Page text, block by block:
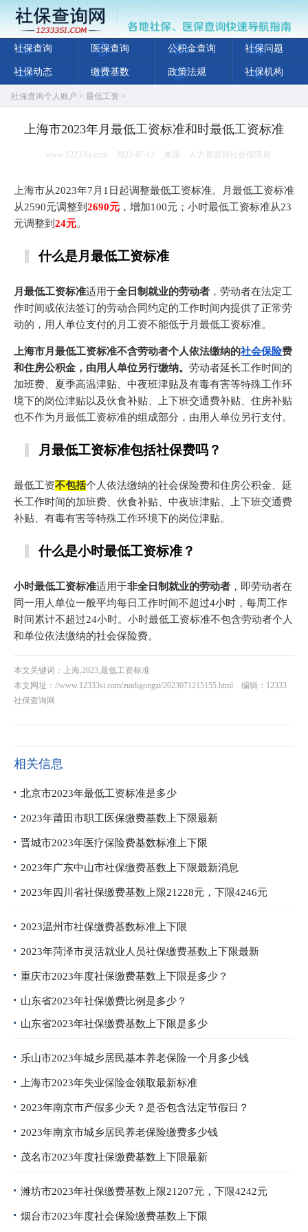
社保查询 医保查询 公积金查询 社保问题
社保动态 缴费基数 政策法规 社保机构
社保查询个人账户 > 最低工资 >
上海市2023年月最低工资标准和时最低工资标准
www.12233si.com 2023-07-12 来源：人力资源和社会保障局
上海市从2023年7月1日起调整最低工资标准。月最低工资标准
从2590元调整到 2690元 ，增加100元；小时最低工资标准从23
元调整到 24元。
什么是月最低工资标准
月最低工资标准适用于全日制就业的劳动者 ，劳动者在法定工
作时间或依法签订的劳动合同约定的工作时间内提供了正常劳
动的，用人单位支付的月工资不能低于月最低工资标准。
上海市月最低工资标准不含劳动者个人依法缴纳的社会保险费
和住房公积金，由用人单位另行缴纳。 劳动者延长工作时间的
加班费、夏季高温津贴、中夜班津贴及有毒有害等特殊工作环
境下的岗位津贴以及伙食补贴、上下班交通费补贴、住房补贴
也不作为月最低工资标准的组成部分，由用人单位另行支付。
月最低工资标准包括社保费吗？
最低工资不包括个人依法缴纳的社会保险费和住房公积金、延
长工作时间的加班费、伙食补贴、中夜班津贴、上下班交通费
补贴、有毒有害等特殊工作环境下的岗位津贴。
什么是小时最低工资标准？
小时最低工资标准适用于非全日制就业的劳动者 ，即劳动者在
同一用人单位一般平均每日工作时间不超过4小时，每周工作
时间累计不超过24小时。小时最低工资标准不包含劳动者个人
和单位依法缴纳的社会保险费。
本文关键词：上海,2023,最低工资标准
本文网址： //www.12333si.com/zuidigongzi/2023071215155.html 编辑：12333
社保查询网
相关信息
北京市2023年最低工资标准是多少
2023年莆田市职工医保缴费基数上下限最新
晋城市2023年医疗保险费基数标准上下限
2023年广东中山市社保缴费基数上下限最新消息
2023年四川省社保缴费基数上限21228元，下限4246元
2023温州市社保缴费基数标准上下限
2023年菏泽市灵活就业人员社保缴费基数上下限最新
重庆市2023年度社保缴费基数上下限是多少？
山东省2023年社保缴费比例是多少？
山东省2023年社保缴费基数上下限是多少
乐山市2023年城乡居民基本养老保险一个月多少钱
上海市2023年失业保险金领取最新标准
2023年南京市产假多少天？是否包含法定节假日？
2023年南京市城乡居民养老保险缴费多少钱
茂名市2023年度社保缴费基数上下限最新
潍坊市2023年社保缴费基数上限21207元，下限4242元
烟台市2023年度社会保险缴费基数上下限